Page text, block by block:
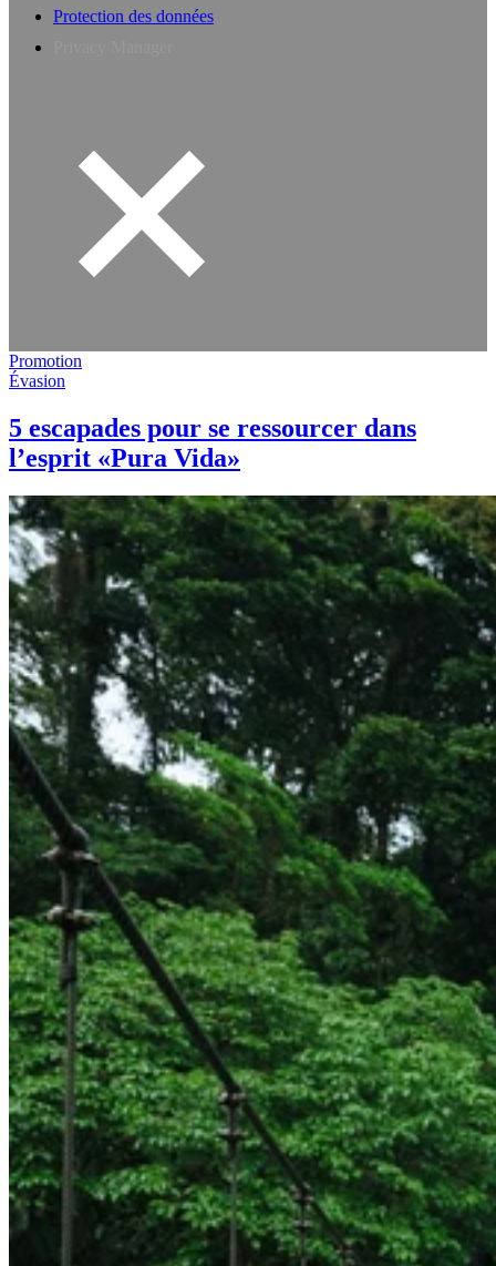
Protection des données
Promotion
Évasion
5 escapades pour se ressourcer dans
l’esprit «Pura Vida»